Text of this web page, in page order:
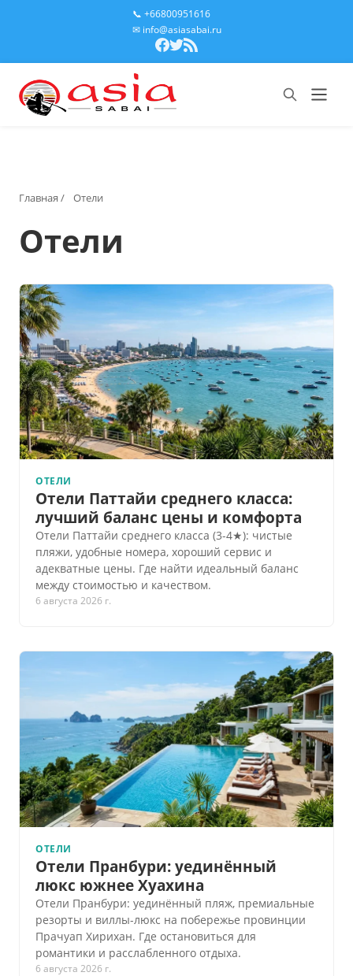
📞 +66800951616
✉ info@asiasabai.ru
Главная / Отели
Отели
ОТЕЛИ
Отели Паттайи среднего класса:
лучший баланс цены и комфорта
Отели Паттайи среднего класса (3-4★): чистые
пляжи, удобные номера, хороший сервис и
адекватные цены. Где найти идеальный баланс
между стоимостью и качеством.
6 августа 2026 г.
ОТЕЛИ
Отели Пранбури: уединённый
люкс южнее Хуахина
Отели Пранбури: уединённый пляж, премиальные
резорты и виллы-люкс на побережье провинции
Прачуап Хирихан. Где остановиться для
романтики и расслабленного отдыха.
6 августа 2026 г.